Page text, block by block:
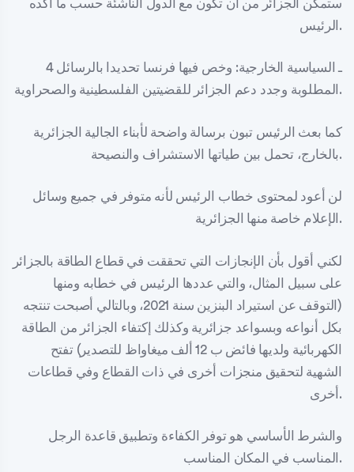
ستمكن الجزائر من أن تكون مع الدول الناشئة حسب ما أكده
الرئيس.
4 ـ السياسية الخارجية: وخص فيها فرنسا تحديدا بالرسائل
المطلوبة وجدد دعم الجزائر للقضيتين الفلسطينية والصحراوية.
كما بعث الرئيس تبون برسالة واضحة لأبناء الجالية الجزائرية
بالخارج، تحمل بين طياتها الاستشراف والنصيحة.
لن أعود لمحتوى خطاب الرئيس لأنه متوفر في جميع وسائل
الإعلام خاصة منها الجزائرية.
لكني أقول بأن الإنجازات التي تحققت في قطاع الطاقة بالجزائر
على سبيل المثال، والتي عددها الرئيس في خطابه ومنها
(التوقف عن استيراد البنزين سنة 2021، وبالتالي أصبحت تنتجه
بكل أنواعه وبسواعد جزائرية وكذلك إكتفاء الجزائر من الطاقة
الكهربائية ولديها فائض ب 12 ألف ميغاواظ للتصدير) تفتح
الشهية لتحقيق منجزات أخرى في ذات القطاع وفي قطاعات
أخرى.
والشرط الأساسي هو توفر الكفاءة وتطبيق قاعدة الرجل
المناسب في المكان المناسب.